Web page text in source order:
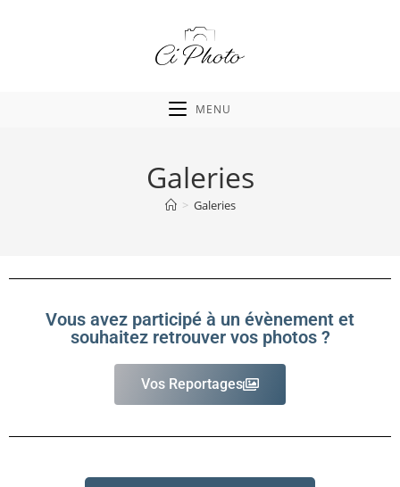
MENU
Galeries
> Galeries
Vous avez participé à un évènement et
souhaitez retrouver vos photos ?
Vos Reportages